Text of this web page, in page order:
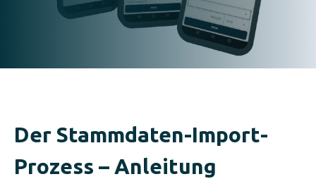
Der Stammdaten-Import-
Prozess – Anleitung